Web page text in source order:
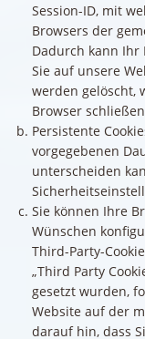
Session-ID, mit
Browsers der
Dadurch kann Ihr
Sie auf unsere
werden gelöscht,
Browser
Persistente
vorgegebenen
unterscheiden
Sie können Ihre
Wünschen
Third-Party-
„Third Party
gesetzt wurden,
Website auf der
darauf hin, dass